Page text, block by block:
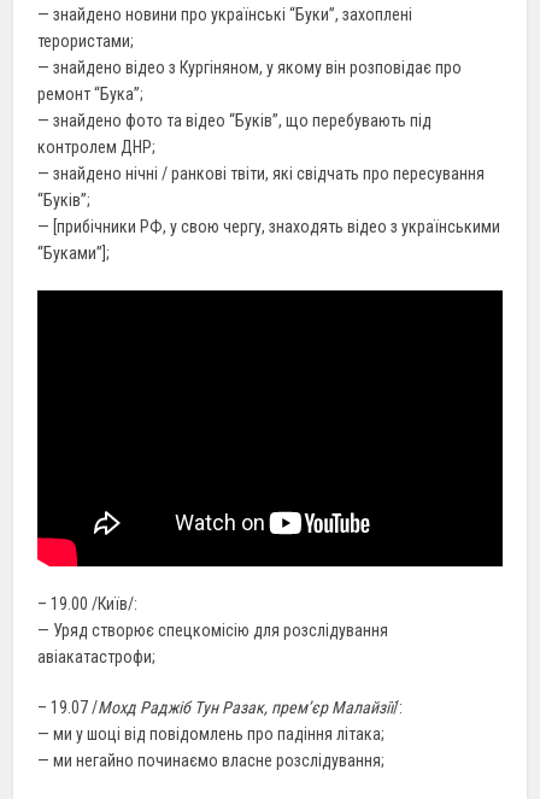
— знайдено новини про українські “Буки”, захоплені
терористами;
— знайдено відео з Кургіняном, у якому він розповідає про
ремонт “Бука”;
— знайдено фото та відео “Буків”, що перебувають під
контролем ДНР;
— знайдено нічні / ранкові твіти, які свідчать про пересування
“Буків”;
— [прибічники РФ, у свою чергу, знаходять відео з українськими
“Буками”];
– 19.00 /Київ/:
— Уряд створює спецкомісію для розслідування
авіакатастрофи;
– 19.07 /Мохд Раджіб Тун Разак, прем’єр Малайзії/:
— ми у шоці від повідомлень про падіння літака;
— ми негайно починаємо власне розслідування;